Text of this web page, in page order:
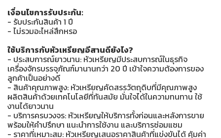
เงื่อนไขการรับประกัน:
- รับประกันสินค้า 1 ปี
- ไม่รวมอะไหล่สึกหรอ
ใช้บริการกับหัวเหรียญอีสานดียังไง?
- ประสบการณ์ยาวนาน: หัวเหรียญมีประสบการณ์ในธุรกิจ
เครื่องจักรบรรจุภัณฑ์มานานกว่า 20 ปี เข้าใจความต้องการของ
ลูกค้าเป็นอย่างดี
- สินค้าคุณภาพสูง: หัวเหรียญคัดสรรวัตถุดิบที่มีคุณภาพสูง
ผลิตสินค้าด้วยเทคโนโลยีที่ทันสมัย มั่นใจได้ในความทนทาน ใช้
งานได้ยาวนาน
- บริการครบวงจร: หัวเหรียญให้บริการทั้งก่อนและหลังการขาย
พร้อมให้คำปรึกษา แนะนำการใช้งาน และบริการซ่อมแซม
- ราคาที่เหมาะสม: หัวเหรียญเสนอราคาสินค้าที่แข่งขันได้ คุ้มค่า